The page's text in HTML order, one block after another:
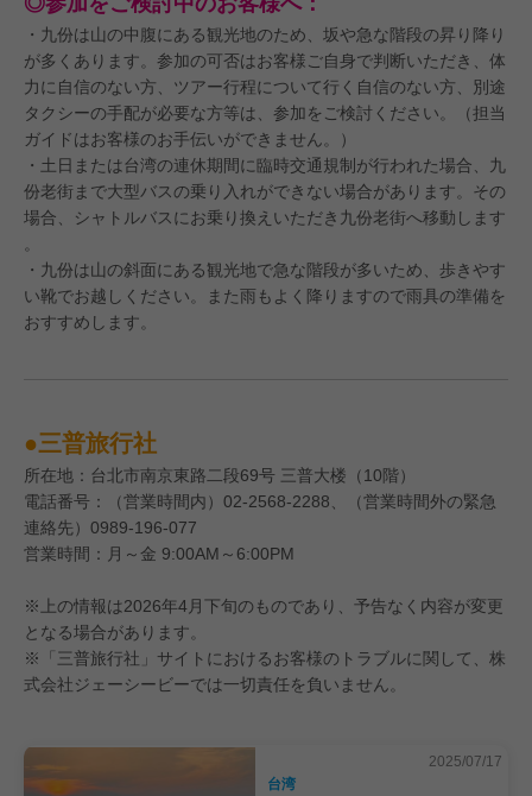
・九份は山の中腹にある観光地のため、坂や急な階段の昇り降り
が多くあります。参加の可否はお客様ご自身で判断いただき、体
力に自信のない方、ツアー行程について行く自信のない方、別途
タクシーの手配が必要な方等は、参加をご検討ください。（担当
ガイドはお客様のお手伝いができません。）
・土日または台湾の連休期間に臨時交通規制が行われた場合、九
份老街まで大型バスの乗り入れができない場合があります。その
場合、シャトルバスにお乗り換えいただき九份老街へ移動します
。
・九份は山の斜面にある観光地で急な階段が多いため、歩きやす
い靴でお越しください。また雨もよく降りますので雨具の準備を
おすすめします。
●三普旅行社
所在地：台北市南京東路二段69号 三普大楼（10階）
電話番号：（営業時間内）02-2568-2288、（営業時間外の緊急
連絡先）0989-196-077
営業時間：月～金 9:00AM～6:00PM
※上の情報は2026年4月下旬のものであり、予告なく内容が変更
となる場合があります。
※「三普旅行社」サイトにおけるお客様のトラブルに関して、株
式会社ジェーシービーでは一切責任を負いません。
2025/07/17
台湾